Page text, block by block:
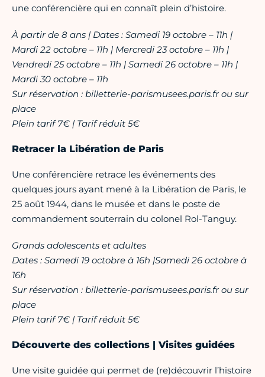
une conférencière qui en connaît plein d’histoire.
À partir de 8 ans | Dates : Samedi 19 octobre – 11h |
Mardi 22 octobre – 11h | Mercredi 23 octobre – 11h |
Vendredi 25 octobre – 11h | Samedi 26 octobre – 11h |
Mardi 30 octobre – 11h
Sur réservation : billetterie-parismusees.paris.fr ou sur
place
Plein tarif 7€ | Tarif réduit 5€
Retracer la Libération de Paris
Une conférencière retrace les événements des
quelques jours ayant mené à la Libération de Paris, le
25 août 1944, dans le musée et dans le poste de
commandement souterrain du colonel Rol-Tanguy.
Grands adolescents et adultes
Dates : Samedi 19 octobre à 16h |Samedi 26 octobre à
16h
Sur réservation : billetterie-parismusees.paris.fr ou sur
place
Plein tarif 7€ | Tarif réduit 5€
Découverte des collections | Visites guidées
Une visite guidée qui permet de (re)découvrir l’histoire